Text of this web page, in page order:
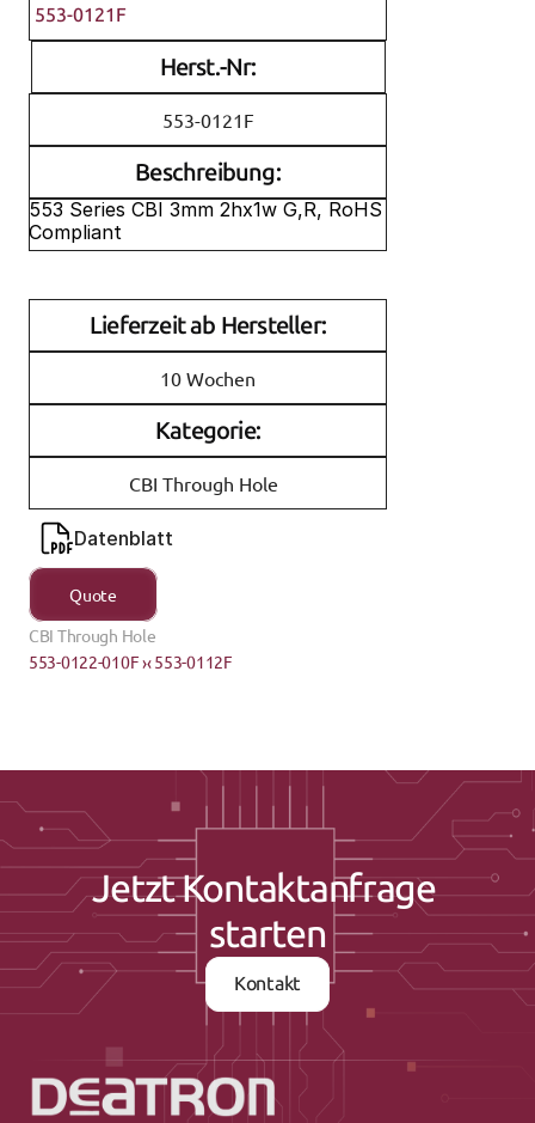
553-0121F
Herst.-Nr:
553-0121F
Beschreibung:
553 Series CBI 3mm 2hx1w G,R, RoHS
Compliant
Lieferzeit ab Hersteller:
10 Wochen
Kategorie:
CBI Through Hole
Datenblatt
Quote
CBI Through Hole
553-0122-010F ›‹ 553-0112F
Jetzt Kontaktanfrage
starten
Kontakt